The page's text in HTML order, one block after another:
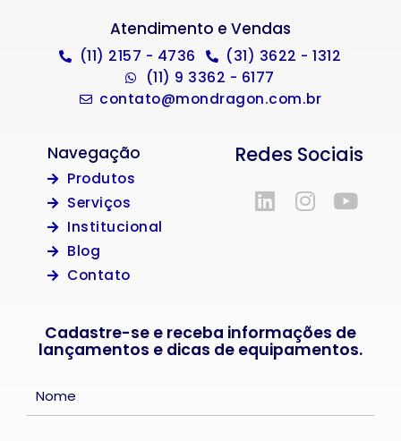
Atendimento e Vendas
(11) 2157 - 4736
(31) 3622 - 1312
(11) 9 3362 - 6177
contato@mondragon.com.br
Navegação
Produtos
Serviços
Institucional
Blog
Contato
Redes Sociais
Cadastre-se e receba informações de
lançamentos e dicas de equipamentos.